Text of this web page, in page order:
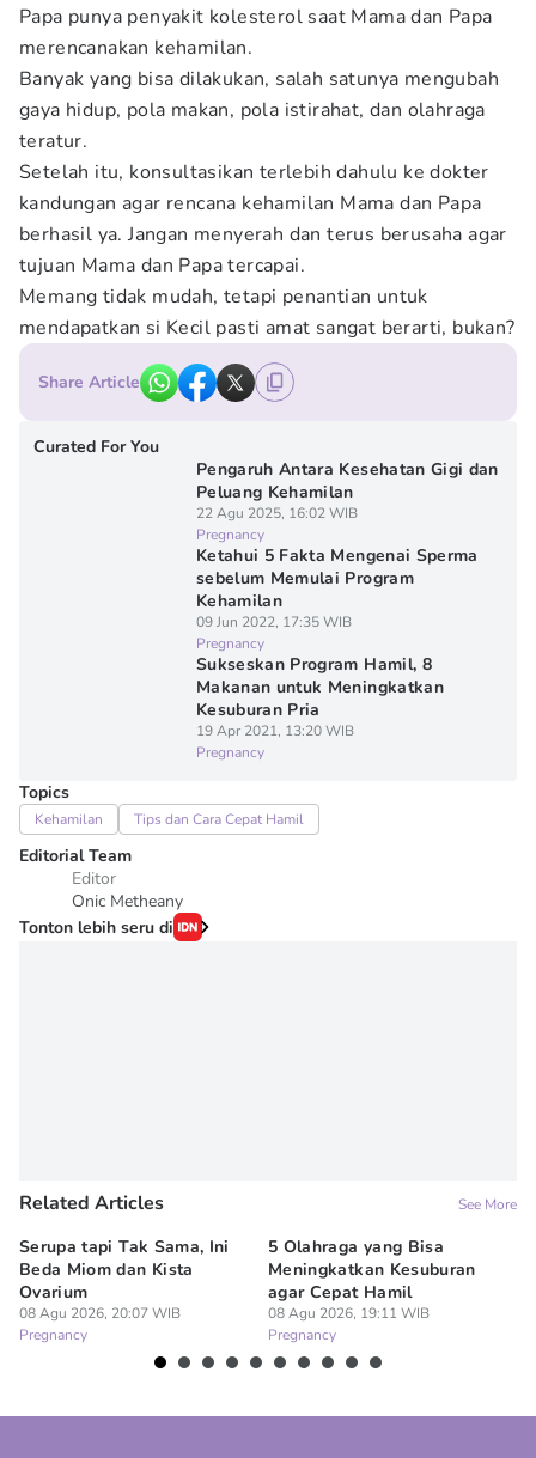
Papa punya penyakit kolesterol saat Mama dan Papa
merencanakan kehamilan.
Banyak yang bisa dilakukan, salah satunya mengubah
gaya hidup, pola makan, pola istirahat, dan olahraga
teratur.
Setelah itu, konsultasikan terlebih dahulu ke dokter
kandungan agar rencana kehamilan Mama dan Papa
berhasil ya. Jangan menyerah dan terus berusaha agar
tujuan Mama dan Papa tercapai.
Memang tidak mudah, tetapi penantian untuk
mendapatkan si Kecil pasti amat sangat berarti, bukan?
Share Article
Curated For You
Pengaruh Antara Kesehatan Gigi dan
Peluang Kehamilan
22 Agu 2025, 16:02 WIB
Pregnancy
Ketahui 5 Fakta Mengenai Sperma
sebelum Memulai Program
Kehamilan
09 Jun 2022, 17:35 WIB
Pregnancy
Sukseskan Program Hamil, 8
Makanan untuk Meningkatkan
Kesuburan Pria
19 Apr 2021, 13:20 WIB
Pregnancy
Topics
Kehamilan Tips dan Cara Cepat Hamil
Editorial Team
Editor
Onic Metheany
Tonton lebih seru di
Related Articles See More
Serupa tapi Tak Sama, Ini
Beda Miom dan Kista
Ovarium
08 Agu 2026, 20:07 WIB
Pregnancy
5 Olahraga yang Bisa
Meningkatkan Kesuburan
agar Cepat Hamil
08 Agu 2026, 19:11 WIB
Pregnancy